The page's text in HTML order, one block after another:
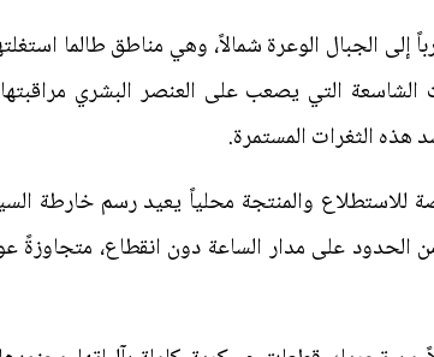
الجبال الوعرة شمالاً، وهي مناطق طالما
الشاسعة التي يصعب على العنصر البشري
الثغرات المستمرة.
للاستطلاع والمنتجة محلياً يعيد رسم خارطة
الحدود على مدار الساعة دون انقطاع، متجاوزةً